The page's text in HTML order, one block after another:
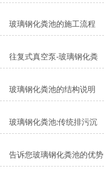
玻璃钢化粪池的施工流程
往复式真空泵-玻璃钢化粪
玻璃钢化粪池的结构说明
玻璃钢化粪池:传统排污沉
告诉您玻璃钢化粪池的优势